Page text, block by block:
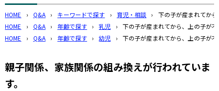
HOME › Q&A › キーワードで探す › 育児・相談 ›
下の子が産まれてか
HOME
› Q&A › 年齢で探す › 乳児 ›
下の子が産まれてから、上の子が
HOME
› Q&A › 年齢で探す › 幼児 › 下の子が産まれてから、上の子が
親子関係、家族関係の組み換えが行われていま
す。